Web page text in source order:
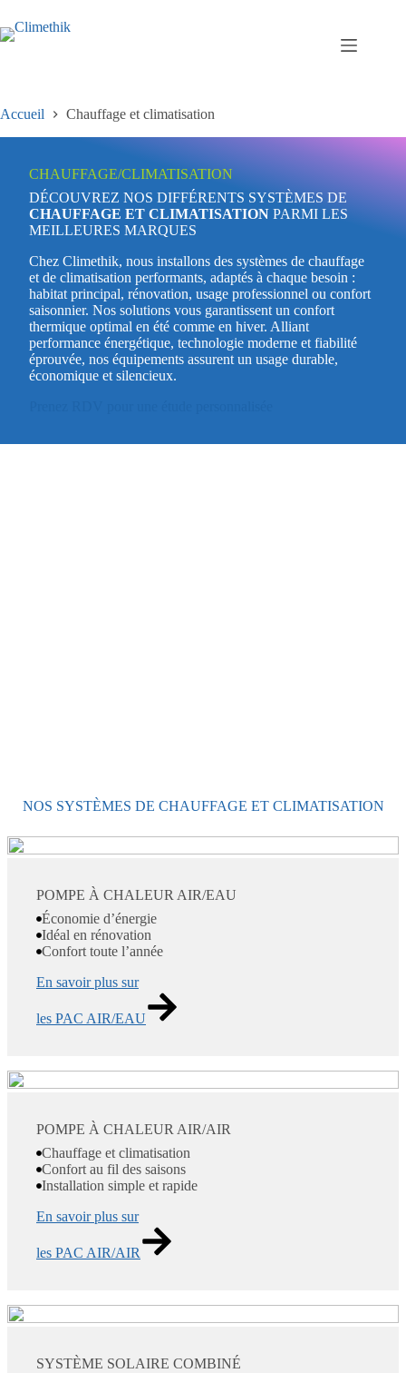
contenu
Accueil Chauffage et climatisation
CHAUFFAGE/CLIMATISATION
DÉCOUVREZ NOS DIFFÉRENTS SYSTÈMES DE
CHAUFFAGE ET CLIMATISATION PARMI LES
MEILLEURES MARQUES
Chez Climethik, nous installons des systèmes de chauffage
et de climatisation performants, adaptés à chaque besoin :
habitat principal, rénovation, usage professionnel ou confort
saisonnier. Nos solutions vous garantissent un confort
thermique optimal en été comme en hiver. Alliant
performance énergétique, technologie moderne et fiabilité
éprouvée, nos équipements assurent un usage durable,
économique et silencieux.
NOS SYSTÈMES DE CHAUFFAGE ET CLIMATISATION
POMPE À CHALEUR AIR/EAU
Économie d’énergie
Idéal en rénovation
Confort toute l’année
En savoir plus sur
les PAC AIR/EAU
POMPE À CHALEUR AIR/AIR
Chauffage et climatisation
Confort au fil des saisons
Installation simple et rapide
En savoir plus sur
les PAC AIR/AIR
SYSTÈME SOLAIRE COMBINÉ